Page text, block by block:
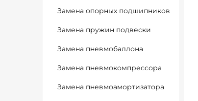
Замена опорных подшипников
Замена пружин подвески
Замена пневмобаллона
Замена пневмокомпрессора
Замена пневмоамортизатора